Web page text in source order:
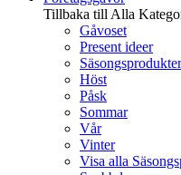
Tillbaka till Alla
Gåvoset
Present ideer
Säsongsprodukter
Höst
Påsk
Sommar
Vår
Vinter
Visa alla